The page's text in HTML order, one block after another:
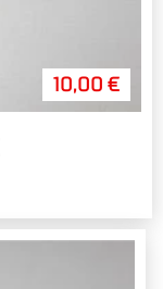
10,00 €